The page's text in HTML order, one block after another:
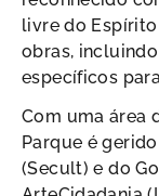
livre do
obras,
específicos
Com uma área
Parque é
(Secult) e do